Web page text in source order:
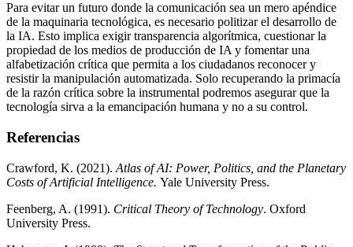
Para evitar un futuro donde la comunicación sea un mero apéndice
de la maquinaria tecnológica, es necesario politizar el desarrollo de
la IA. Esto implica exigir transparencia algorítmica, cuestionar la
propiedad de los medios de producción de IA y fomentar una
alfabetización crítica que permita a los ciudadanos reconocer y
resistir la manipulación automatizada. Solo recuperando la primacía
de la razón crítica sobre la instrumental podremos asegurar que la
tecnología sirva a la emancipación humana y no a su control.
Referencias
Crawford, K. (2021). Atlas of AI: Power, Politics, and the Planetary
Costs of Artificial Intelligence. Yale University Press.
Feenberg, A. (1991). Critical Theory of Technology. Oxford
University Press.